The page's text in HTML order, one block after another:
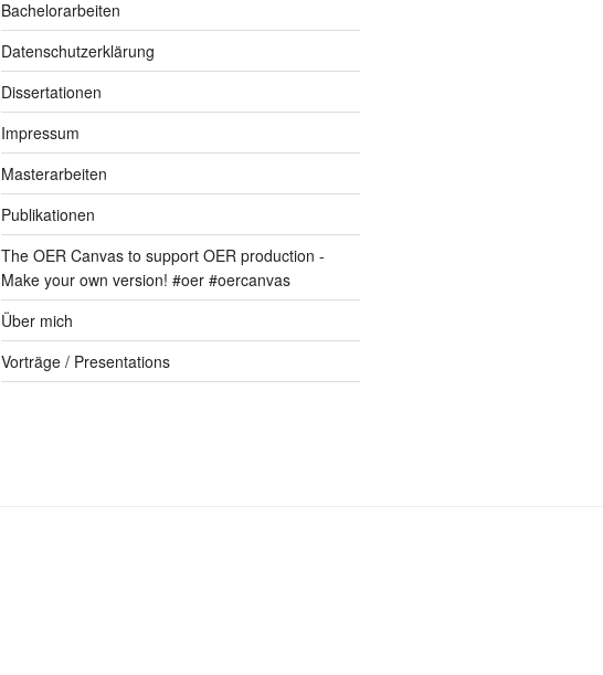
Bachelorarbeiten
Datenschutzerklärung
Dissertationen
Impressum
Masterarbeiten
Publikationen
The OER Canvas to support OER production -
Make your own version! #oer #oercanvas
Über mich
Vorträge / Presentations